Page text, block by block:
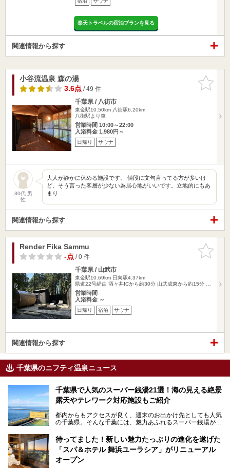
楽天トラベルの宿泊プランを見る
関連情報から探す
お気に入
りに追加
小谷流温泉 森の湯
3.6点/ 49 件
千葉県 / 八街市
東金駅10.50km 八街駅6.20km
八街駅より車
営業時間 10:00～22:00
入浴料金 1,980円～
日帰り サウナ
30代 男
性
大人が静かに休める施設です。 値段に文句言ってる方が多いけ
ど、そう言った客層が少ない為居心地がいいです。立地的にもあ
まり…
関連情報から探す
お気に入
りに追加
Render Fika Sammu
-点/ 0 件
千葉県 / 山武市
東金駅10.69km 日向駅4.37km
県道22号経由 酒々井ICから約30分 山武成東から約15分 …
営業時間
入浴料金 ～
日帰り 宿泊 サウナ
関連情報から探す
千葉県のニフティ温泉ニュース
千葉県で人気のスーパー銭湯21選！海の見える絶景
露天やテレワーク対応施設もご紹介
都内からもアクセスが良く、週末のお出かけ先としても人気
の千葉県。そんな千葉には、魅力あふれるスーパー銭湯がた
「サウナでしっかりととのいたい」「海が見える絶景で非日
常を味わいたい」「子連れでも気兼ねなく1日過ごした
い」。
待ってました！新しい魅力たっぷりの進化を遂げた
「スパ＆ホテル 舞浜ユーラシア」がリニューアル
オープン